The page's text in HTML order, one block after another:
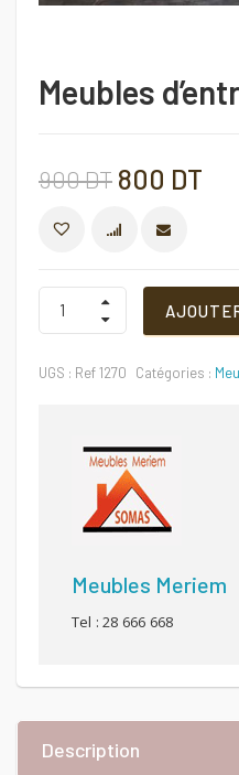
Meubles
900DT Le
prix
initial
était :
800 DT
COMPARER
Meubles
d’entrée
Ref
Quantité
UGS : Ref 1270 Catégories :
Meubles Meriem
Tel : 28 666 668
Description